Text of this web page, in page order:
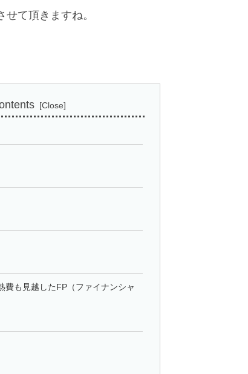
て頂きますね。
費も見越したFP（ファイナンシャ